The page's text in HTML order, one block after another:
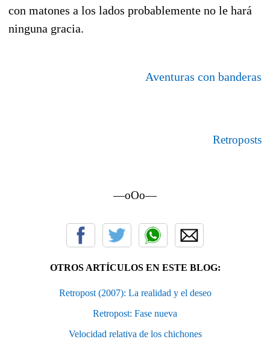
con matones a los lados probablemente no le hará
ninguna gracia.
Aventuras con banderas
Retroposts
—oOo—
OTROS ARTÍCULOS EN ESTE BLOG:
Retropost (2007): La realidad y el deseo
Retropost: Fase nueva
Velocidad relativa de los chichones